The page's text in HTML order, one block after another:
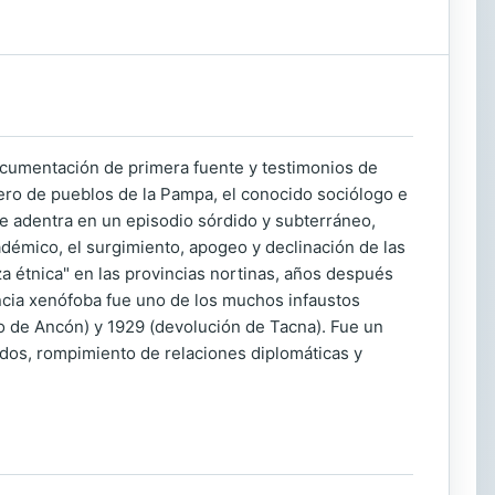
de primera fuente y testimonios de
de pueblos de la Pampa, el conocido sociólogo e
adentra en un episodio sórdido y subterráneo,
el surgimiento, apogeo y declinación de las
étnica" en las provincias nortinas, años después
xenófoba fue uno de los muchos infaustos
Ancón) y 1929 (devolución de Tacna). Fue un
rompimiento de relaciones diplomáticas y